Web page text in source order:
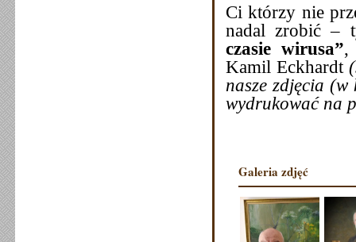
Ci którzy nie
nadal zrobić –
czasie wirusa”,
Kamil Eckhardt
nasze zdjęcia (w
wydrukować na
Galeria zdjęć